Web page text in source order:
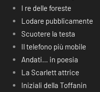
I re delle foreste
Lodare pubblicamente
Scuotere la testa
Il telefono più mobile
Andati… in poesia
La Scarlett attrice
Iniziali della Toffanin